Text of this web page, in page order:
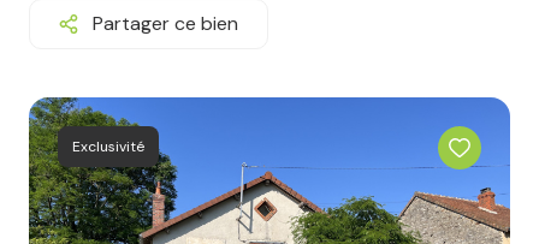
Partager ce bien
Exclusivité